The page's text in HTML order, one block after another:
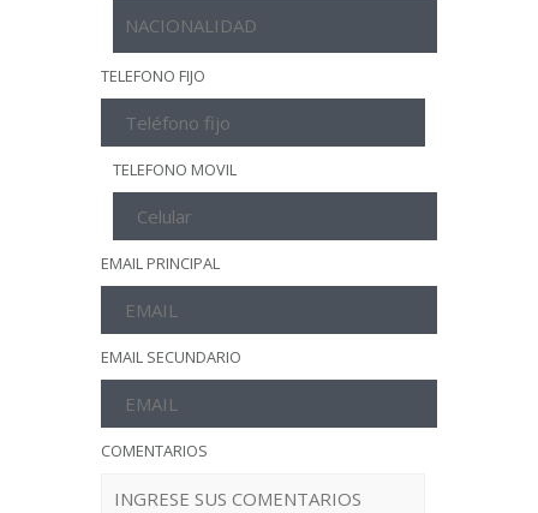
TELEFONO FIJO
TELEFONO MOVIL
EMAIL PRINCIPAL
EMAIL SECUNDARIO
COMENTARIOS